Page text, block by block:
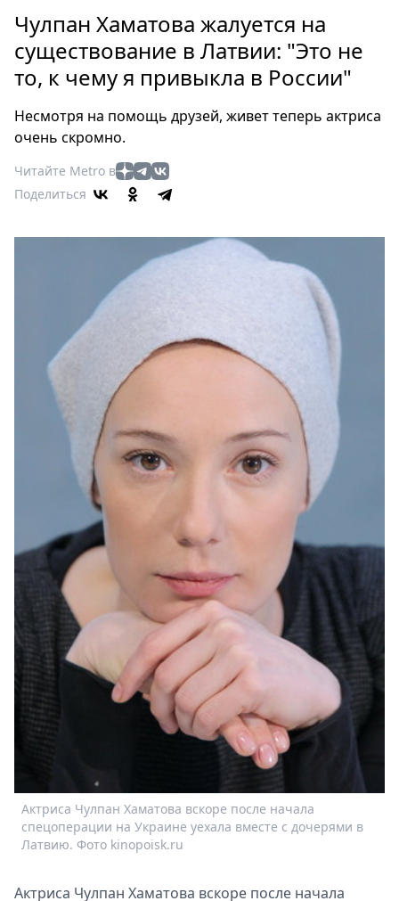
Россия
Мир
Здоровье
Туризм
Мода
Театр
Кино
Выставки
Пресс-
релизы
Metro
Стримы
Спецпроекты
Звезды
Выборы
2026
Скачай
Metro
Чулпан Хаматова жалуется на
существование в Латвии: "Это не
то, к чему я привыкла в России"
Несмотря на помощь друзей, живет теперь актриса
очень скромно.
Читайте Metro в
Поделиться
Актриса Чулпан Хаматова вскоре после начала
спецоперации на Украине уехала вместе с дочерями в
Латвию. Фото kinopoisk.ru
Актриса Чулпан Хаматова вскоре после начала